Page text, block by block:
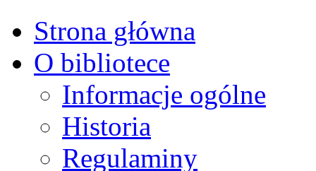
Strona główna
O bibliotece
Informacje ogólne
Historia
Regulaminy